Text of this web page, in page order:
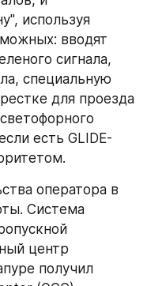
используя
вводят
сигнала,
специальную
для проезда
есть GLIDE-
оператора в
Система
центр
получил